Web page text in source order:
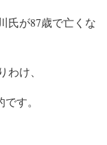
氏が87歳で亡くな
け、
す。